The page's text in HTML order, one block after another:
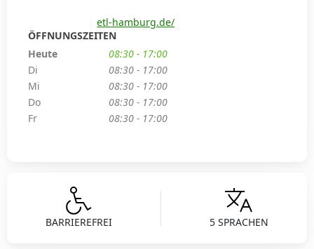
BARRIEREFREI 5 SPRACHEN
etl-hamburg.de/
ÖFFNUNGSZEITEN
Heute
08:30 - 17:00
Di
08:30 - 17:00
Mi
08:30 - 17:00
Do
08:30 - 17:00
Fr
08:30 - 17:00